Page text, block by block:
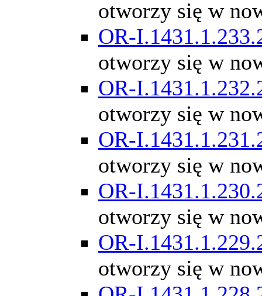
otworzy się w
OR-
otworzy się w
OR-
otworzy się w
OR-
otworzy się w
OR-
otworzy się w
OR-
otworzy się w